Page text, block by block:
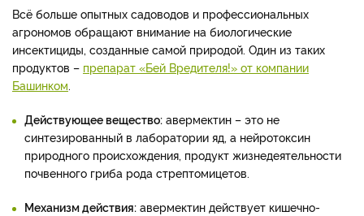
Всё больше опытных садоводов и профессиональных
агрономов обращают внимание на биологические
инсектициды, созданные самой природой. Один из таких
продуктов – препарат «Бей Вредителя!» от компании
Башинком.
Действующее вещество: авермектин – это не
синтезированный в лаборатории яд, а нейротоксин
природного происхождения, продукт жизнедеятельности
почвенного гриба рода стрептомицетов.
Механизм действия: авермектин действует кишечно-